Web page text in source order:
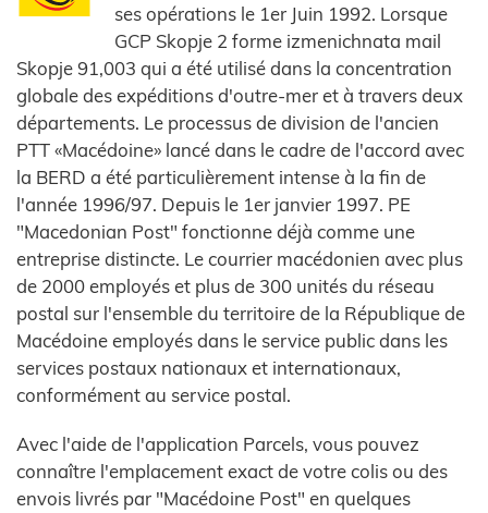
ses opérations le 1er Juin 1992. Lorsque
GCP Skopje 2 forme izmenichnata mail
Skopje 91,003 qui a été utilisé dans la concentration
globale des expéditions d'outre-mer et à travers deux
départements. Le processus de division de l'ancien
PTT «Macédoine» lancé dans le cadre de l'accord avec
la BERD a été particulièrement intense à la fin de
l'année 1996/97. Depuis le 1er janvier 1997. PE
"Macedonian Post" fonctionne déjà comme une
entreprise distincte. Le courrier macédonien avec plus
de 2000 employés et plus de 300 unités du réseau
postal sur l'ensemble du territoire de la République de
Macédoine employés dans le service public dans les
services postaux nationaux et internationaux,
conformément au service postal.
Avec l'aide de l'application Parcels, vous pouvez
connaître l'emplacement exact de votre colis ou des
envois livrés par "Macédoine Post" en quelques